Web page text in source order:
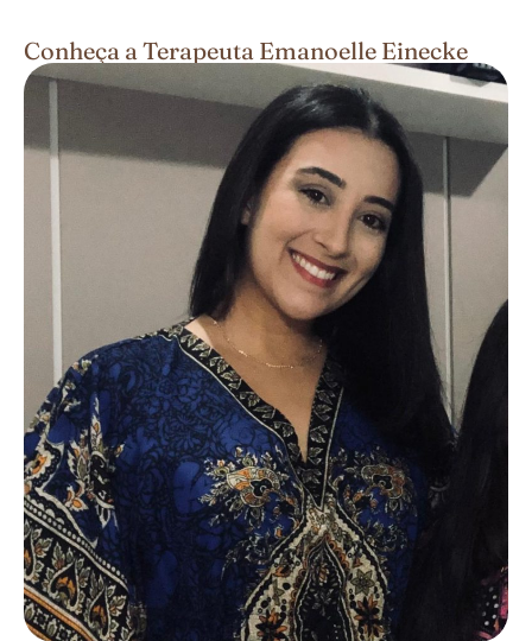
Conheça a Terapeuta Emanoelle Einecke